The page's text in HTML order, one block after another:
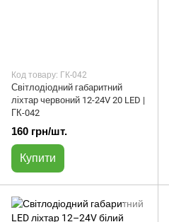
Код товару: ГК-042
Світлодіодний габаритний
ліхтар червоний 12-24V 20 LED |
ГК-042
160 грн/шт.
Купити